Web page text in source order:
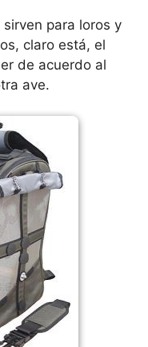
para loros y
claro está, el
de acuerdo al
ave.